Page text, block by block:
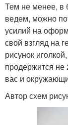
Тем не менее, в
ведем, можно
усилий на
свой взгляд на
рисунок
продержится не
вас и
Автор схем